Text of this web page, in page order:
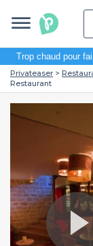
Trop chaud pour
Privateaser
Restaurant